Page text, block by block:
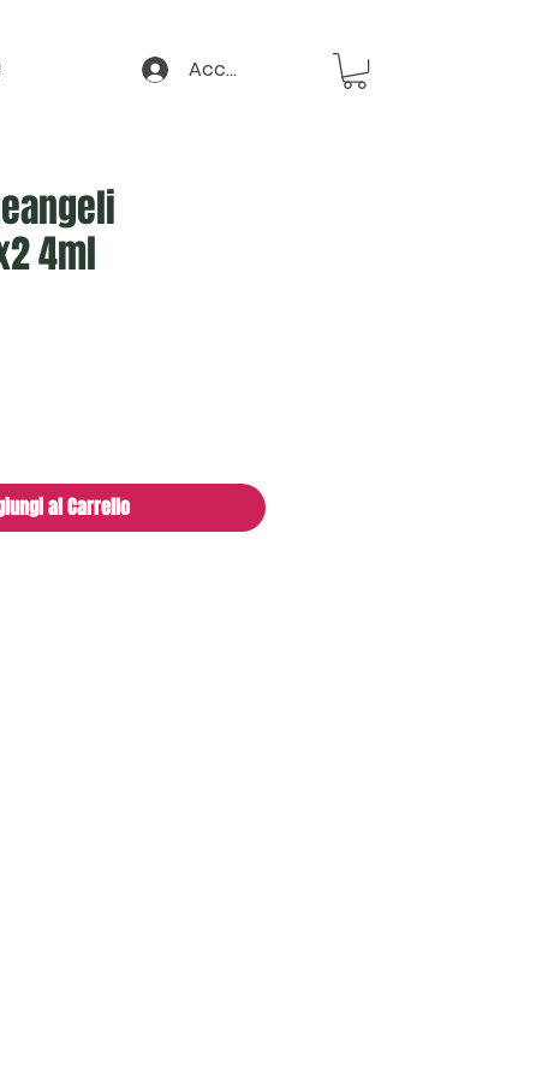
Accedi
4ml
al Carrello